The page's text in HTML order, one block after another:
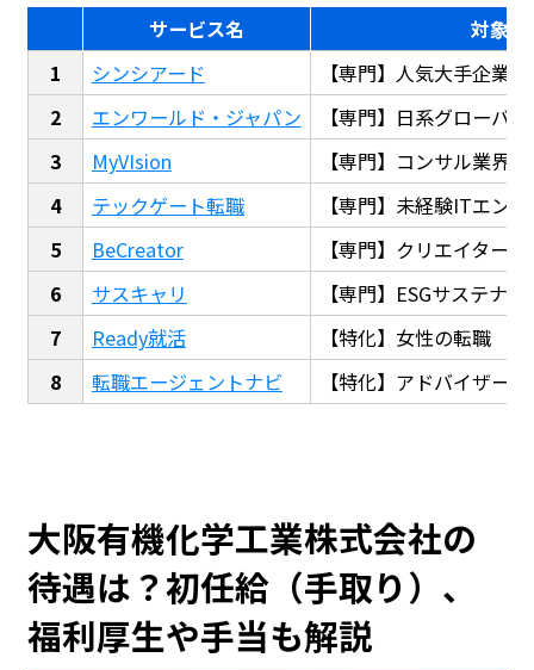
サービス名
対象
シンシアード
【専門】人気大手企業
エンワールド・ジャパン
【専門】日系グローバ
MyVIsion
【専門】コンサル業界
テックゲート転職
【専門】未経験ITエン
BeCreator
【専門】クリエイター
サスキャリ
【専門】ESGサステナ
Ready就活
【特化】女性の転職
転職エージェントナビ
【特化】アドバイザー
大阪有機化学工業株式会社の
待遇は？初任給（手取り）、
福利厚生や手当も解説